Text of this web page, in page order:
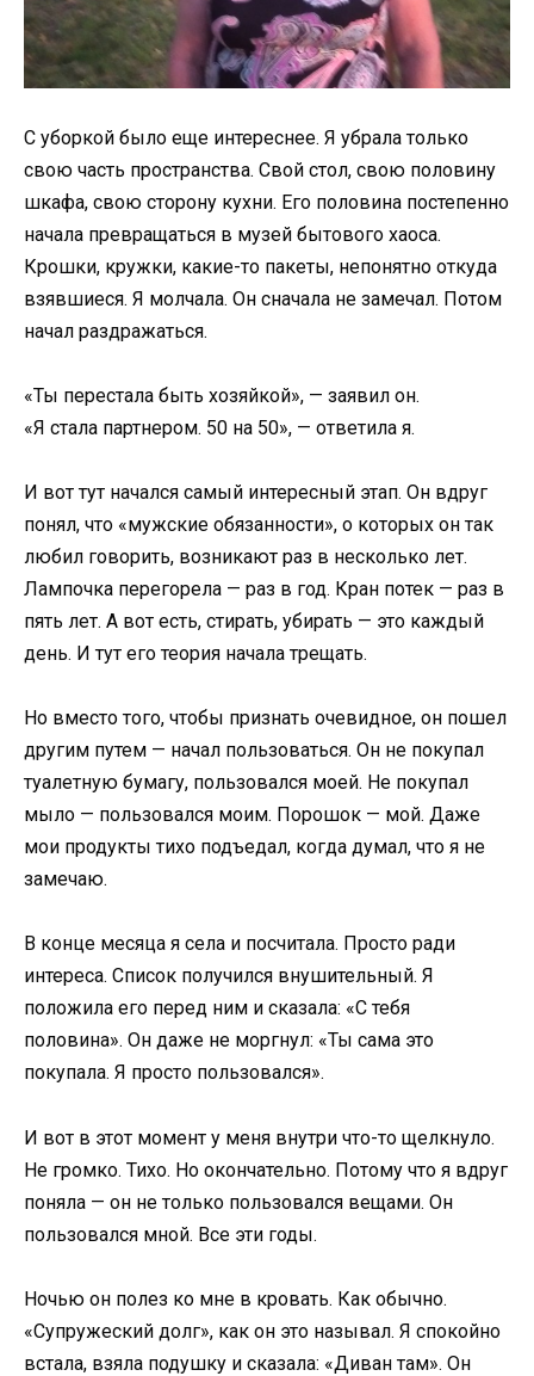
С уборкой было еще интереснее. Я убрала только
свою часть пространства. Свой стол, свою половину
шкафа, свою сторону кухни. Его половина постепенно
начала превращаться в музей бытового хаоса.
Крошки, кружки, какие-то пакеты, непонятно откуда
взявшиеся. Я молчала. Он сначала не замечал. Потом
начал раздражаться.
«Ты перестала быть хозяйкой», — заявил он.
«Я стала партнером. 50 на 50», — ответила я.
И вот тут начался самый интересный этап. Он вдруг
понял, что «мужские обязанности», о которых он так
любил говорить, возникают раз в несколько лет.
Лампочка перегорела — раз в год. Кран потек — раз в
пять лет. А вот есть, стирать, убирать — это каждый
день. И тут его теория начала трещать.
Но вместо того, чтобы признать очевидное, он пошел
другим путем — начал пользоваться. Он не покупал
туалетную бумагу, пользовался моей. Не покупал
мыло — пользовался моим. Порошок — мой. Даже
мои продукты тихо подъедал, когда думал, что я не
замечаю.
В конце месяца я села и посчитала. Просто ради
интереса. Список получился внушительный. Я
положила его перед ним и сказала: «С тебя
половина». Он даже не моргнул: «Ты сама это
покупала. Я просто пользовался».
И вот в этот момент у меня внутри что-то щелкнуло.
Не громко. Тихо. Но окончательно. Потому что я вдруг
поняла — он не только пользовался вещами. Он
пользовался мной. Все эти годы.
Ночью он полез ко мне в кровать. Как обычно.
«Супружеский долг», как он это называл. Я спокойно
встала, взяла подушку и сказала: «Диван там». Он